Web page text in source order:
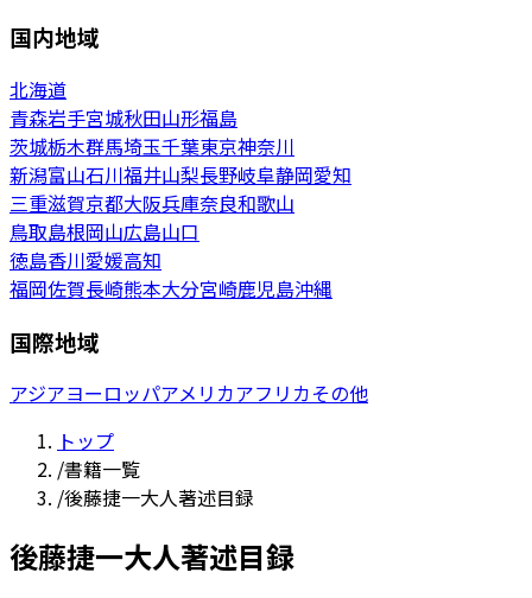
国内地域
北海道
青森岩手宮城秋田山形福島
茨城栃木群馬埼玉千葉東京神奈川
新潟富山石川福井山梨長野岐阜静岡愛知
三重滋賀京都大阪兵庫奈良和歌山
鳥取島根岡山広島山口
徳島香川愛媛高知
福岡佐賀長崎熊本大分宮崎鹿児島沖縄
国際地域
アジアヨーロッパアメリカアフリカその他
トップ
/書籍一覧
/後藤捷一大人著述目録
後藤捷一大人著述目録